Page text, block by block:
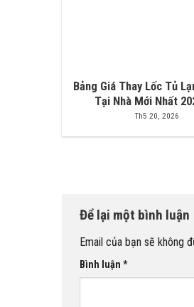
Bảng Giá Thay Lốc Tủ
Tại Nhà Mới Nhất
Th5 20, 2026
Để lại một bình luận
Email của bạn sẽ không
Bình luận *